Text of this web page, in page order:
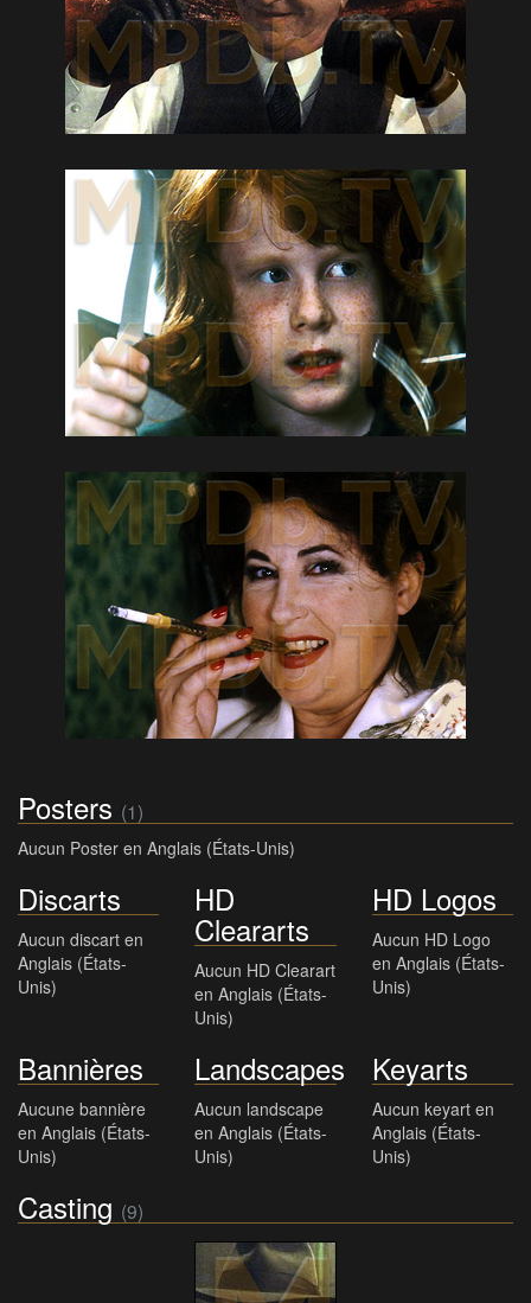
Posters (1)
Aucun Poster en Anglais (États-Unis)
Discarts
Aucun discart en
Anglais (États-
Unis)
HD
Cleararts
Aucun HD Clearart
en Anglais (États-
Unis)
HD Logos
Aucun HD Logo
en Anglais (États-
Unis)
Bannières
Aucune bannière
en Anglais (États-
Unis)
Landscapes
Aucun landscape
en Anglais (États-
Unis)
Keyarts
Aucun keyart en
Anglais (États-
Unis)
Casting (9)